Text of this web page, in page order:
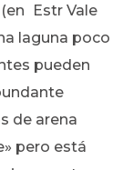
(en
Estr Vale
laguna poco
pueden
de arena
pero está